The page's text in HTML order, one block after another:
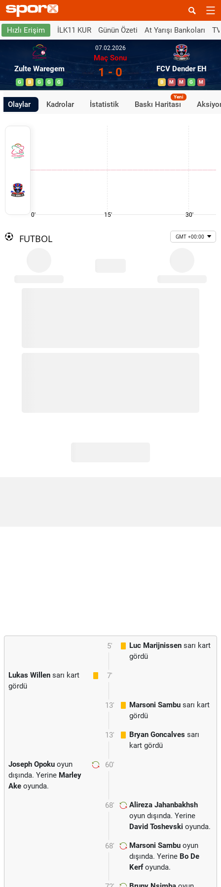
Hızlı Erişim İLK11 KUR Günün Özeti At Yarışı Bankoları
Zulte Waregem
G B G G G
07.02.2026
Maç Sonu
1 - 0 FCV Dender EH
B M M G M
Olaylar Kadrolar İstatistik Baskı Haritası
Yeni
0' 15' 30'
FUTBOL GMT +00:00
5' Luc Marijnissen sarı kart
gördü
7'
Lukas Willen sarı kart
gördü
13' Marsoni Sambu sarı kart
gördü
13' Bryan Goncalves sarı
kart gördü
60'
Joseph Opoku oyun
dışında. Yerine Marley
Ake oyunda.
68'
Alireza Jahanbakhsh
oyun dışında. Yerine
David Toshevski oyunda.
68' Marsoni Sambu oyun
dışında. Yerine Bo De
Kerfoyunda.